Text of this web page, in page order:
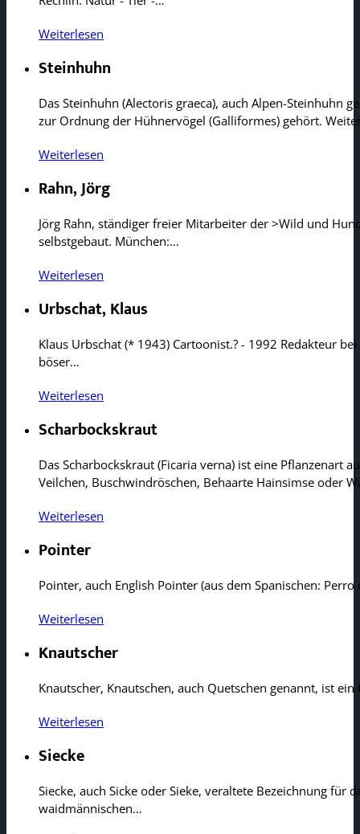
Weiterlesen
Steinhuhn
Das Steinhuhn (Alectoris graeca), auch Alpen-Steinhuhn
zur Ordnung der Hühnervögel (Galliformes) gehört.
Weiterlesen
Rahn, Jörg
Jörg Rahn, ständiger freier Mitarbeiter der >Wild und
selbstgebaut. München:…
Weiterlesen
Urbschat, Klaus
Klaus Urbschat (* 1943) Cartoonist.? - 1992 Redakteur
böser…
Weiterlesen
Scharbockskraut
Das Scharbockskraut (Ficaria verna) ist eine Pflanzenart
Veilchen, Buschwindröschen, Behaarte Hainsimse oder
Weiterlesen
Pointer
Pointer, auch English Pointer (aus dem Spanischen:
Weiterlesen
Knautscher
Knautscher, Knautschen, auch Quetschen genannt, ist
Weiterlesen
Siecke
Siecke, auch Sicke oder Sieke, veraltete Bezeichnung
waidmännischen…